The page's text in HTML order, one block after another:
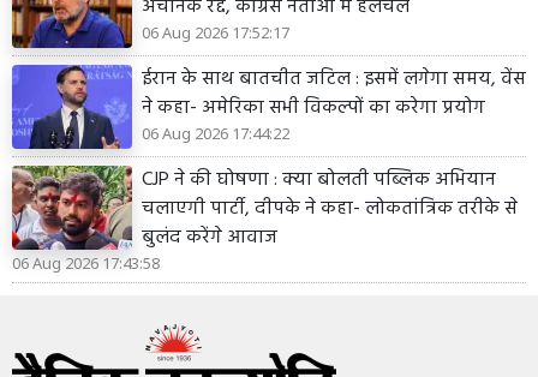
अचानक रद्द, कांग्रेस नेताओं में हलचल
06 Aug 2026 17:52:17
ईरान के साथ बातचीत जटिल : इसमें लगेगा समय, वेंस
ने कहा- अमेरिका सभी विकल्पों का करेगा प्रयोग
06 Aug 2026 17:44:22
CJP ने की घोषणा : क्या बोलती पब्लिक अभियान
चलाएगी पार्टी, दीपके ने कहा- लोकतांत्रिक तरीके से
बुलंद करेंगे आवाज
06 Aug 2026 17:43:58